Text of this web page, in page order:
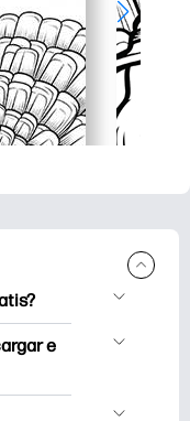
e
e
una